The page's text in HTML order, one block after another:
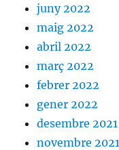
juny 2022
maig 2022
abril 2022
març 2022
febrer 2022
gener 2022
desembre 2021
novembre 2021